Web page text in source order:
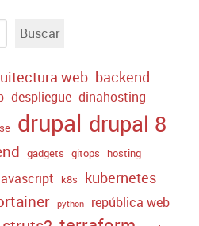
Buscar
web backend
despliegue dinahosting
drupal drupal 8
gadgets gitops
hosting
k8s
kubernetes
python república web